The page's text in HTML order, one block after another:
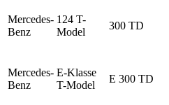
Mercedes-
Benz
124 T-
Model
300 TD
Mercedes-
Benz
E-Klasse
T-Model
E 300 TD